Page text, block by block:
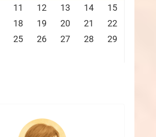
11 12 13 14
15
18 19 20 21
22
25 26 27 28
29